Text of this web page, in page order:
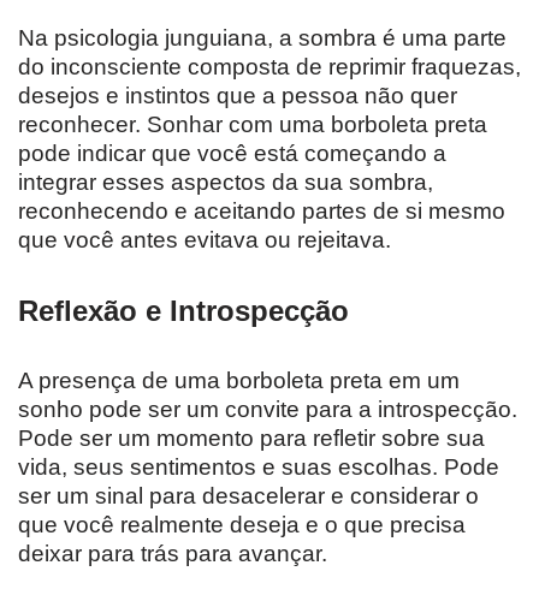
Na psicologia junguiana, a sombra é uma parte
do inconsciente composta de reprimir fraquezas,
desejos e instintos que a pessoa não quer
reconhecer. Sonhar com uma borboleta preta
pode indicar que você está começando a
integrar esses aspectos da sua sombra,
reconhecendo e aceitando partes de si mesmo
que você antes evitava ou rejeitava.
Reflexão e Introspecção
A presença de uma borboleta preta em um
sonho pode ser um convite para a introspecção.
Pode ser um momento para refletir sobre sua
vida, seus sentimentos e suas escolhas. Pode
ser um sinal para desacelerar e considerar o
que você realmente deseja e o que precisa
deixar para trás para avançar.